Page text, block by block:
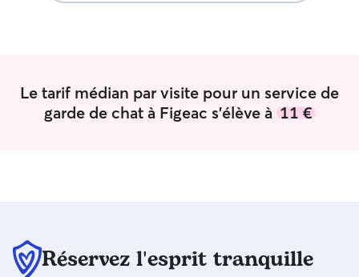
Le tarif médian par visite pour un service de
garde de chat à Figeac s'élève à 11 €
Réservez l'esprit tranquille